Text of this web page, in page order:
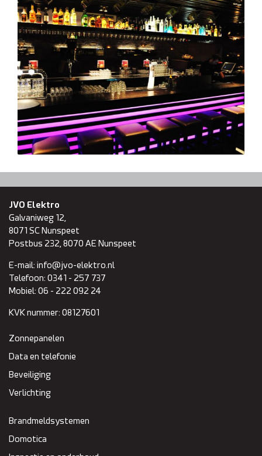
JVO Elektro
Galvaniweg 12,
8071 SCNunspeet
Postbus 232, 8070 AE Nunspeet
E-mail: info@jvo-elektro.nl
Telefoon: 0341 - 257 737
Mobiel: 06 - 222 092 24
KVK nummer: 08127601
Zonnepanelen
Data en telefonie
Beveiliging
Verlichting
Brandmeldsystemen
Domotica